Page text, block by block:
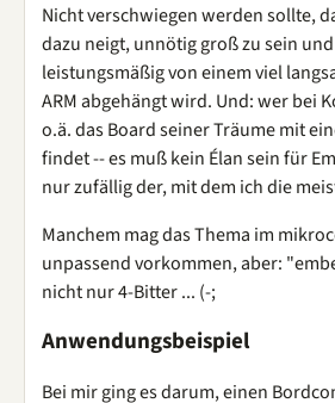
Nicht verschwiegen werden sollte,
dazu neigt, unnötig groß zu sein
leistungsmäßig von einem viel
ARM abgehängt wird. Und: wer bei
o.ä. das Board seiner Träume mit
findet -- es muß kein Élan sein für
nur zufällig der, mit dem ich die
Manchem mag das Thema im
unpassend vorkommen, aber:
nicht nur 4-Bitter ... (-;
Anwendungsbeispiel
Bei mir ging es darum, einen